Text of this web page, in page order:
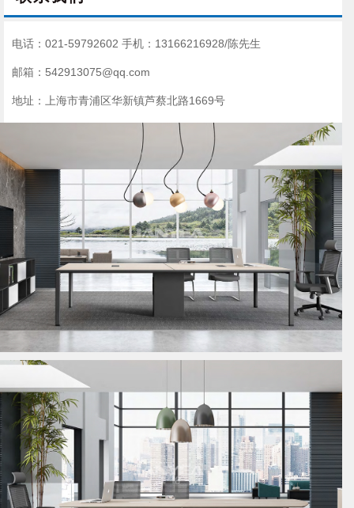
电话：021-59792602 手机：13166216928/陈先生
邮箱：542913075@qq.com
地址：上海市青浦区华新镇芦蔡北路1669号
板式会议桌